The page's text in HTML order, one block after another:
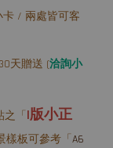
卡 / 兩處皆可客
天贈送 (洽詢小
「 I版小正
樣板可參考「 A6